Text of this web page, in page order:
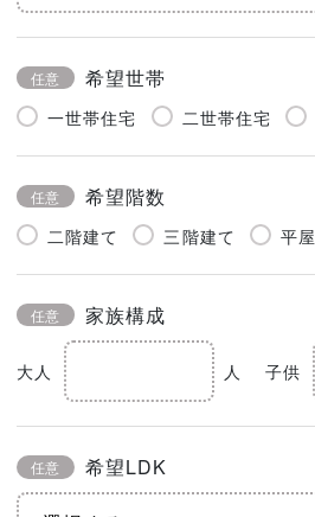
任意 希望世帯
一世帯住宅 二世帯住宅
任意 希望階数
二階建て 三階建て 平屋
任意 家族構成
大人 人 子供
任意 希望LDK